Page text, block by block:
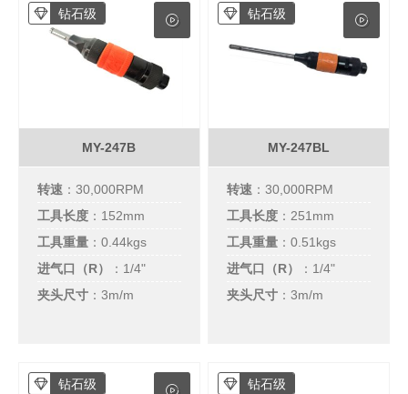
MY-247B
钻石级
转速 ：30,000RPM
工具长度 ：152mm
工具重量 ：0.44kgs
进气口（R）
： 1/4"
夹头尺寸 ：3m/m
MY-247BL
钻石级
转速 ：30,000RPM
工具长度 ：251mm
工具重量 ：0.51kgs
进气口（R）
： 1/4"
夹头尺寸 ：3m/m
钻石级 钻石级